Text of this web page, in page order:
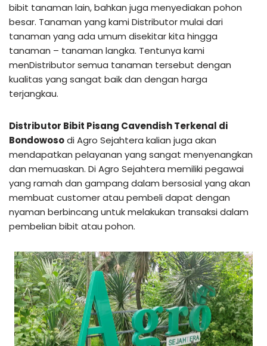
bibit tanaman lain, bahkan juga menyediakan pohon
besar. Tanaman yang kami Distributor mulai dari
tanaman yang ada umum disekitar kita hingga
tanaman – tanaman langka. Tentunya kami
menDistributor semua tanaman tersebut dengan
kualitas yang sangat baik dan dengan harga
terjangkau.
Distributor Bibit Pisang Cavendish Terkenal di
Bondowosodi Agro Sejahtera kalian juga akan
mendapatkan pelayanan yang sangat menyenangkan
dan memuaskan. Di Agro Sejahtera memiliki pegawai
yang ramah dan gampang dalam bersosial yang akan
membuat customer atau pembeli dapat dengan
nyaman berbincang untuk melakukan transaksi dalam
pembelian bibit atau pohon.